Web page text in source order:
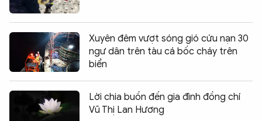
Xuyên đêm vượt sóng gió cứu nạn 30
ngư dân trên tàu cá bốc cháy trên
biển
Lời chia buồn đến gia đình đồng chí
Vũ Thị Lan Hương